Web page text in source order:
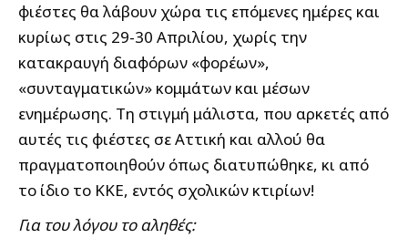
φιέστες θα λάβουν χώρα τις επόμενες ημέρες και
κυρίως στις 29-30 Απριλίου, χωρίς την
κατακραυγή διαφόρων «φορέων»,
«συνταγματικών» κομμάτων και μέσων
ενημέρωσης. Τη στιγμή μάλιστα, που αρκετές από
αυτές τις φιέστες σε Αττική και αλλού θα
πραγματοποιηθούν όπως διατυπώθηκε, κι από
το ίδιο το ΚΚΕ, εντός σχολικών κτιρίων!
Για του λόγου το αληθές: